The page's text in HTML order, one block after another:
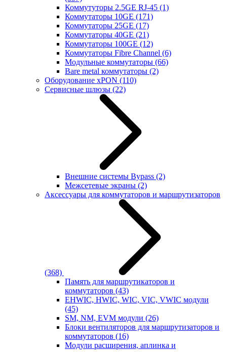
Коммутуторы 2.5GE RJ-45 (1)
Коммутаторы 10GE (171)
Коммутаторы 25GE (17)
Коммутаторы 40GE (21)
Коммутаторы 100GE (12)
Коммутаторы Fibre Channel (6)
Модульные коммутаторы (66)
Bare metal коммутаторы (2)
Оборудование xPON (110)
Сервисные шлюзы (22)
Внешние системы Bypass (2)
Межсетевые экраны (2)
Аксессуары для коммутаторов и маршрутизаторов
(368)
Память для маршрутикаторов и
коммутаторов (43)
EHWIC, HWIC, WIC, VIC, VWIC модули
(45)
SM, NM, EVM модули (26)
Блоки вентиляторов для маршрутизаторов и
коммутаторов (16)
Модули расширения, аплинка и